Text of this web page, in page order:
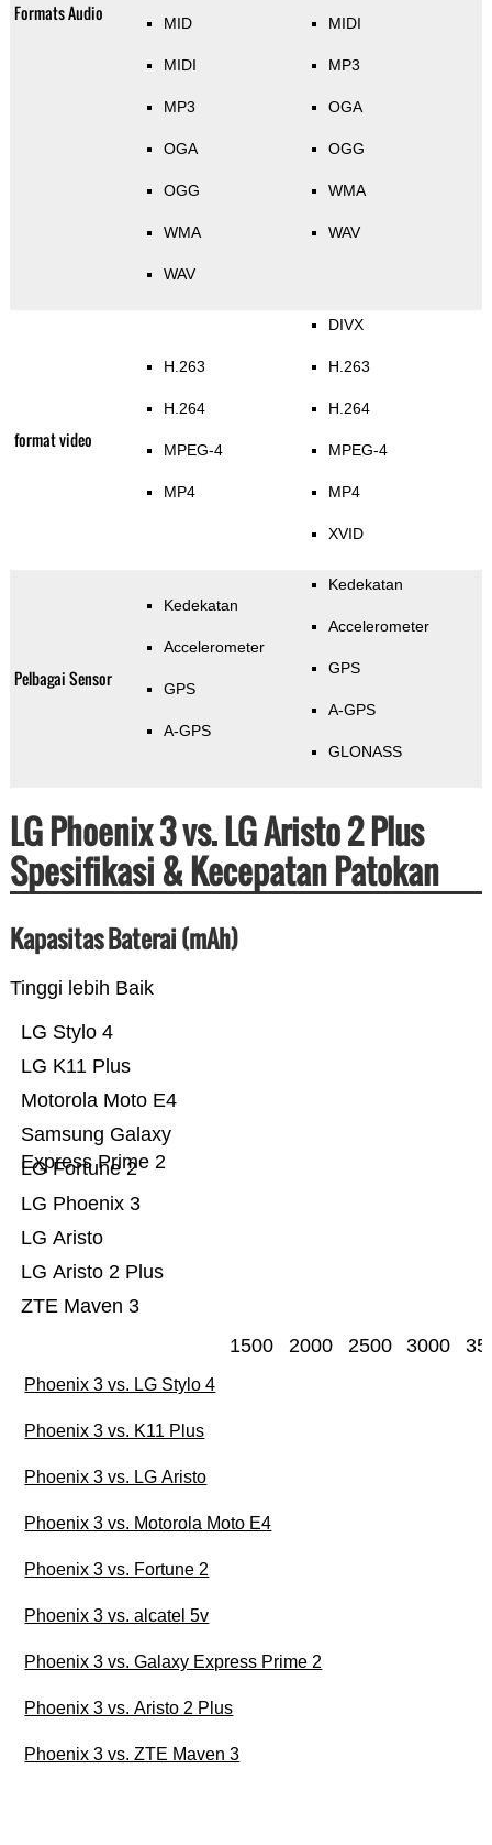
Formats Audio MID
MIDI
MP3
OGA
OGG
WMA
WAV
MIDI
MP3
OGA
OGG
WMA
WAV
format video
H.263
H.264
MPEG-4
MP4
DIVX
H.263
H.264
MPEG-4
MP4
XVID
Pelbagai Sensor
Kedekatan
Accelerometer
GPS
A-GPS
Kedekatan
Accelerometer
GPS
A-GPS
GLONASS
LG Phoenix 3 vs. LG Aristo 2 Plus
Spesifikasi & Kecepatan Patokan
Kapasitas Baterai (mAh)
Tinggi lebih Baik
ZTE Maven 3
LG Aristo 2 Plus
LG Aristo
LG Phoenix 3
LG Fortune 2
Samsung Galaxy
Express Prime 2
Motorola Moto E4
LG K11 Plus
LG Stylo 4
1500 2000 2500 3000
Phoenix 3 vs. LG Stylo 4
Phoenix 3 vs. K11 Plus
Phoenix 3 vs. LG Aristo
Phoenix 3 vs. Motorola Moto E4
Phoenix 3 vs. Fortune 2
Phoenix 3 vs. alcatel 5v
Phoenix 3 vs. Galaxy Express Prime 2
Phoenix 3 vs. Aristo 2 Plus
Phoenix 3 vs. ZTE Maven 3